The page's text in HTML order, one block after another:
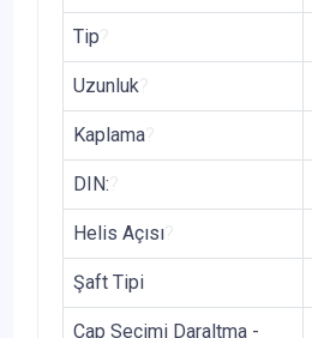
Tip
Uzunluk
Kaplama
DIN:
Helis Açısı
Şaft Tipi
Çap Seçimi Daraltma -